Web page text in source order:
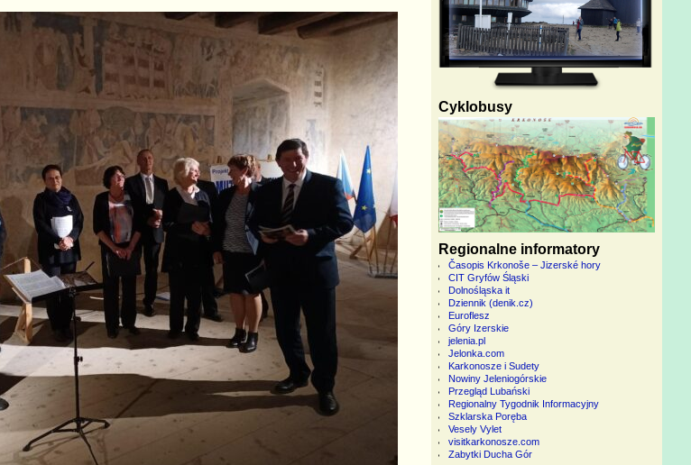
Cyklobusy
Regionalne informatory
Časopis Krkonoše – Jizerské hory
CIT Gryfów Śląski
Dolnośląska it
Dziennik (denik.cz)
Euroflesz
Góry Izerskie
jelenia.pl
Jelonka.com
Karkonosze i Sudety
Nowiny Jeleniogórskie
Przegląd Lubański
Regionalny Tygodnik Informacyjny
Szklarska Poręba
Vesely Vylet
visitkarkonosze.com
Zabytki Ducha Gór